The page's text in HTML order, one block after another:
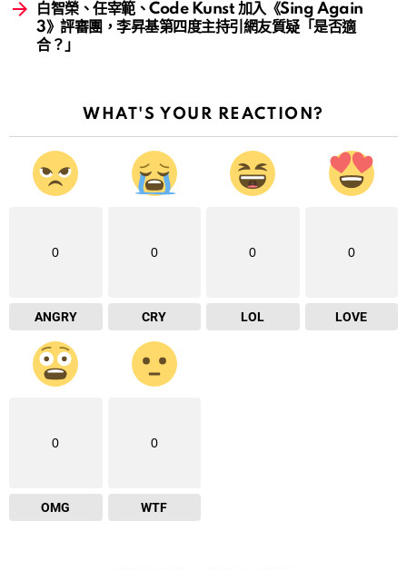
白智榮、任宰範、Code Kunst 加入《Sing Again
3》評審團，李昇基第四度主持引網友質疑「是否適
合？」
WHAT'S YOUR REACTION?
0
ANGRY
0
CRY
0
LOL
0
LOVE
0
OMG
0
WTF